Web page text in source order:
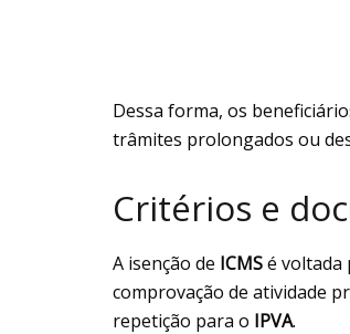
Dessa forma, os
trâmites prolongados ou
Critérios e
A isenção de ICMSé voltada
comprovação de atividade
repetição para o IPVA.